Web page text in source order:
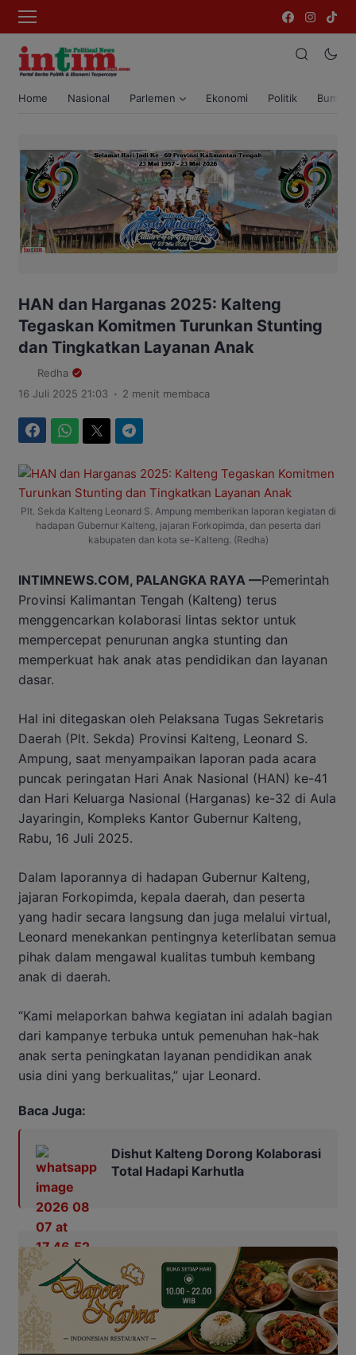
Home Nasional Parlemen Ekonomi Politik Bumi
HAN dan Harganas 2025: Kalteng
Tegaskan Komitmen Turunkan Stunting
dan Tingkatkan Layanan Anak
Redha
16 Juli 2025 21:03 . 2 menit membaca
Plt. Sekda Kalteng Leonard S. Ampung memberikan laporan kegiatan di
hadapan Gubernur Kalteng, jajaran Forkopimda, dan peserta dari
kabupaten dan kota se-Kalteng. (Redha)
INTIMNEWS.COM, PALANGKA RAYA —Pemerintah
Provinsi Kalimantan Tengah (Kalteng) terus
menggencarkan kolaborasi lintas sektor untuk
mempercepat penurunan angka stunting dan
memperkuat hak anak atas pendidikan dan layanan
dasar.
Hal ini ditegaskan oleh Pelaksana Tugas Sekretaris
Daerah (Plt. Sekda) Provinsi Kalteng, Leonard S.
Ampung, saat menyampaikan laporan pada acara
puncak peringatan Hari Anak Nasional (HAN) ke-41
dan Hari Keluarga Nasional (Harganas) ke-32 di Aula
Jayaringin, Kompleks Kantor Gubernur Kalteng,
Rabu, 16 Juli 2025.
Dalam laporannya di hadapan Gubernur Kalteng,
jajaran Forkopimda, kepala daerah, dan peserta
yang hadir secara langsung dan juga melalui virtual,
Leonard menekankan pentingnya keterlibatan semua
pihak dalam mengawal kualitas tumbuh kembang
anak di daerah.
“Kami melaporkan bahwa kegiatan ini adalah bagian
dari kampanye terbuka untuk pemenuhan hak-hak
anak serta peningkatan layanan pendidikan anak
usia dini yang berkualitas,” ujar Leonard.
Baca Juga:
Dishut Kalteng Dorong Kolaborasi
Total Hadapi Karhutla